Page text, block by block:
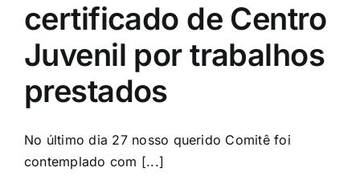
certificado de Centro
Juvenil por trabalhos
prestados
No último dia 27 nosso querido Comitê foi
contemplado com [...]